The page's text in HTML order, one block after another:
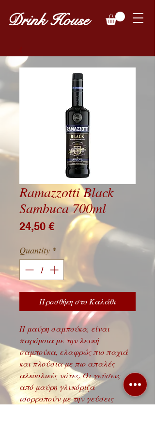
Drink House
Ramazzotti Black
Sambuca 700ml
24,50 €Price
Quantity *
Προσθήκη στο Καλάθι
Η μαύρη σαμπούκα, είναι
παρόμοια με την λευκή
σαμπούκα, ελαφρώς πιο παχιά
και πλούσια με πιο απαλές
αλκοολικές νότες. Οι γεύσεις
από μαύρη γλυκόριζα
ισορροπούν με την γεύσεις